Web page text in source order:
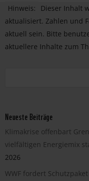
Hinweis:
Dieser Inhalt
aktualisiert. Zahlen und
aktuell sein. Bitte
aktuellere Inhalte zum
Neueste Beiträge
Klimakrise offenbart
vielfältigen Energiemix
2026
WWF fordert